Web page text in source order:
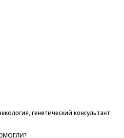
генетический консультант